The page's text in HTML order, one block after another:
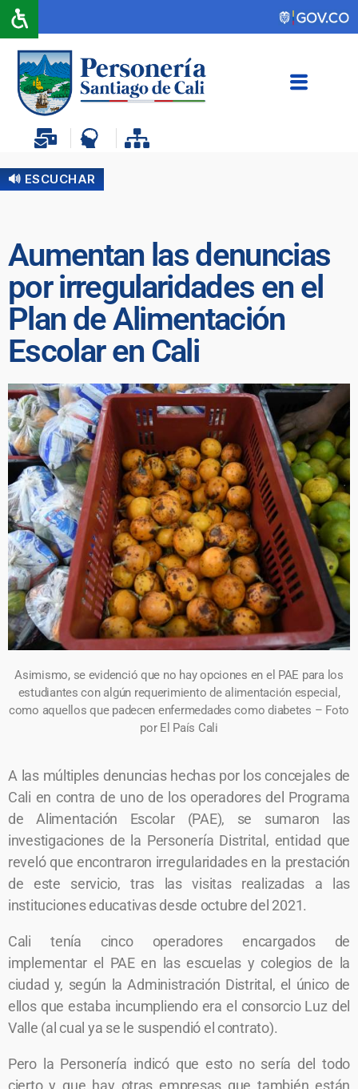
🔊 ESCUCHAR
Aumentan las denuncias
por irregularidades en el
Plan de Alimentación
Escolar en Cali
Asimismo, se evidenció que no hay opciones en el PAE para los
estudiantes con algún requerimiento de alimentación especial,
como aquellos que padecen enfermedades como diabetes – Foto
por El País Cali
A las múltiples denuncias hechas por los concejales de
Cali en contra de uno de los operadores del Programa
de Alimentación Escolar (PAE), se sumaron las
investigaciones de la Personería Distrital, entidad que
reveló que encontraron irregularidades en la prestación
de este servicio, tras las visitas realizadas a las
instituciones educativas desde octubre del 2021.
Cali tenía cinco operadores encargados de
implementar el PAE en las escuelas y colegios de la
ciudad y, según la Administración Distrital, el único de
ellos que estaba incumpliendo era el consorcio Luz del
Valle (al cual ya se le suspendió el contrato).
Pero la Personería indicó que esto no sería del todo
cierto y que hay otras empresas que también están